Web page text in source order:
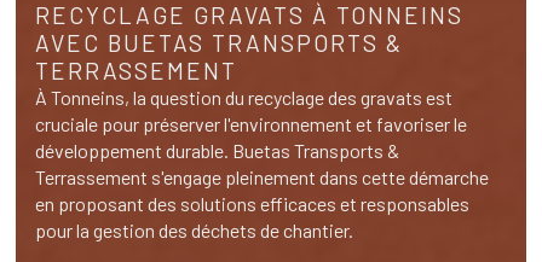
RECYCLAGE GRAVATS À TONNEINS
AVEC BUETAS TRANSPORTS &
TERRASSEMENT
À Tonneins, la question du recyclage des gravats est
cruciale pour préserver l'environnement et favoriser le
développement durable. Buetas Transports &
Terrassement s'engage pleinement dans cette démarche
en proposant des solutions efficaces et responsables
pour la gestion des déchets de chantier.